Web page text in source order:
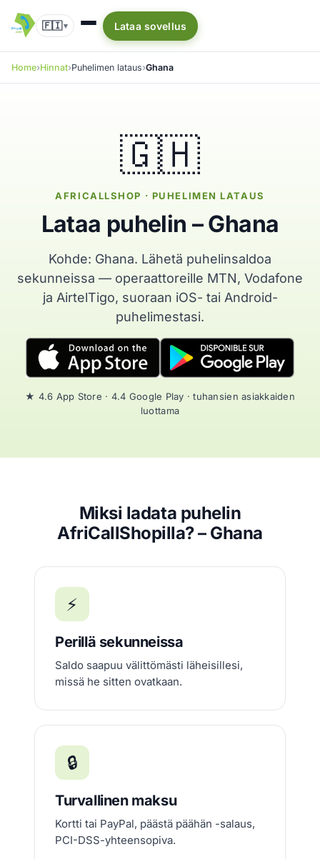
🇫🇮▾ Lataa sovellus
Home Hinnat Puhelimen lataus Ghana
🇬🇭
AFRICALLSHOP · PUHELIMEN LATAUS
Lataa puhelin – Ghana
Kohde: Ghana. Lähetä puhelinsaldoa
sekunneissa — operaattoreille MTN, Vodafone
ja AirtelTigo, suoraan iOS- tai Android-
puhelimestasi.
★ 4.6 App Store · 4.4 Google Play · tuhansien asiakkaiden
luottama
Miksi ladata puhelin
AfriCallShopilla? – Ghana
⚡
Perillä sekunneissa
Saldo saapuu välittömästi läheisillesi,
missä he sitten ovatkaan.
🔒
Turvallinen maksu
Kortti tai PayPal, päästä päähän -salaus,
PCI-DSS-yhteensopiva.